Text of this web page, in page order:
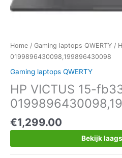
Home / Gaming laptops QWERTY /
0199896430098,199896430098
Gaming laptops QWERTY
HP VICTUS 15-
€1,299.00
Bekijk